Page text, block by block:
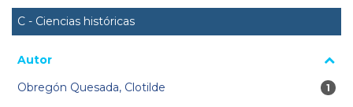
C - Ciencias históricas
Autor
Obregón Quesada, Clotilde
1
1